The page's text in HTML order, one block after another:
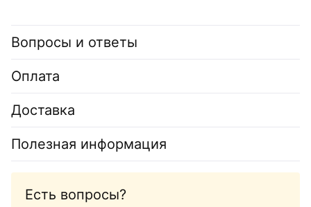
Вопросы и ответы
Оплата
Доставка
Полезная информация
Есть вопросы?